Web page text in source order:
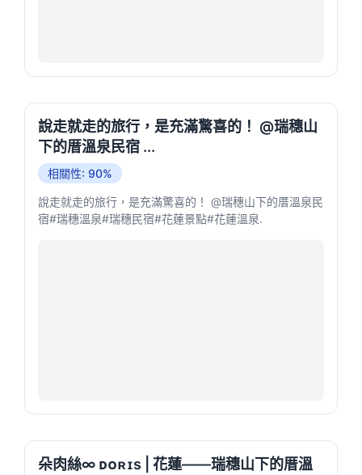
說走就走的旅行，是充滿驚喜的！ @瑞穗山
下的厝溫泉民宿 ...
相關性: 90%
說走就走的旅行，是充滿驚喜的！ @瑞穗山下的厝溫泉民
宿#瑞穗溫泉#瑞穗民宿#花蓮景點#花蓮溫泉.
朵肉絲∞ ᴅᴏʀɪs | 花蓮——瑞穗山下的厝溫